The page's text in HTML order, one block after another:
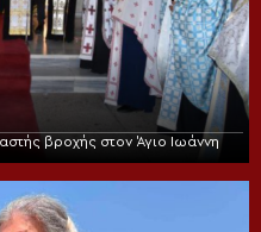
βροχής στον Άγιο Ιωάννη